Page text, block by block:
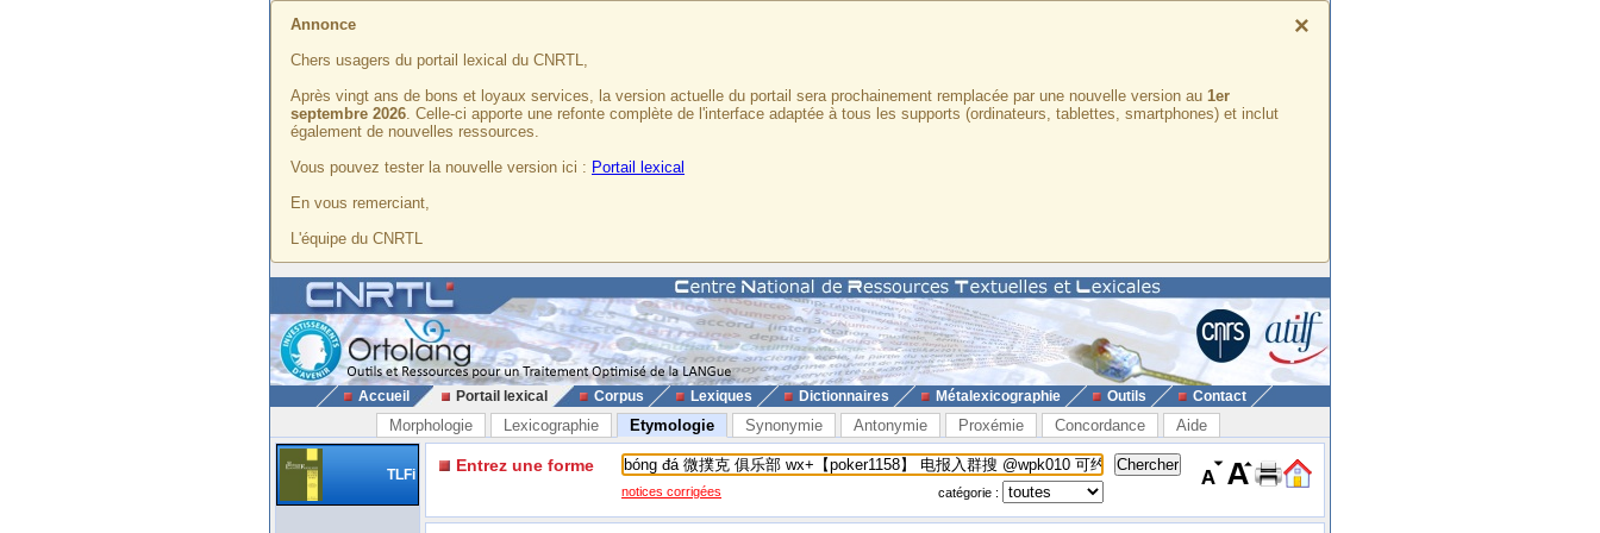
×
Annonce
Chers usagers du portail lexical du CNRTL,
Après vingt ans de bons et loyaux services, la version actuelle du portail sera prochainement remplacée par une nouvelle version au 1er
septembre 2026. Celle-ci apporte une refonte complète de l'interface adaptée à tous les supports (ordinateurs, tablettes, smartphones) et inclut
également de nouvelles ressources.
Vous pouvez tester la nouvelle version ici : Portail lexical
En vous remerciant,
L'équipe du CNRTL
Accueil Portail lexical Corpus Lexiques Dictionnaires Métalexicographie Outils Contact
Morphologie Lexicographie Etymologie Synonymie Antonymie Proxémie Concordance Aide
TLFi Entrez une forme
notices corrigées catégorie :